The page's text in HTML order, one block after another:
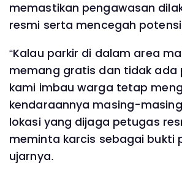
memastikan pengawasan
resmi serta mencegah
“Kalau parkir di dalam area
memang gratis dan tidak ada
kami imbau warga tetap
kendaraannya masing-
lokasi yang dijaga petugas
meminta karcis sebagai bukti
ujarnya.